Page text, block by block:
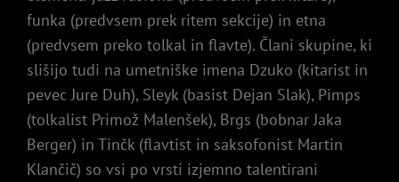
funka (predvsem prek ritem sekcije) in etna
(predvsem preko tolkal in flavte). Člani skupine, ki
slišijo tudi na umetniške imena Dzuko (kitarist in
pevec Jure Duh), Sleyk (basist Dejan Slak), Pimps
(tolkalist Primož Malenšek), Brgs (bobnar Jaka
Berger) in Tinčk (flavtist in saksofonist Martin
Klančič) so vsi po vrsti izjemno talentirani